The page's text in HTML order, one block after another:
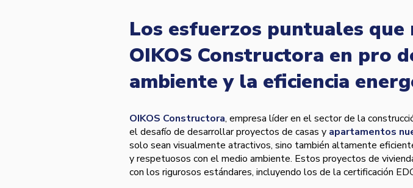
Los esfuerzos puntuales que
OIKOS Constructora en pro
ambiente y la eficiencia
OIKOS Constructora, empresa líder en el sector de la
el desafío de desarrollar proyectos de casas y apartamentos
solo sean visualmente atractivos, sino también altamente
y respetuosos con el medio ambiente. Estos proyectos de
con los rigurosos estándares, incluyendo los de la certificación